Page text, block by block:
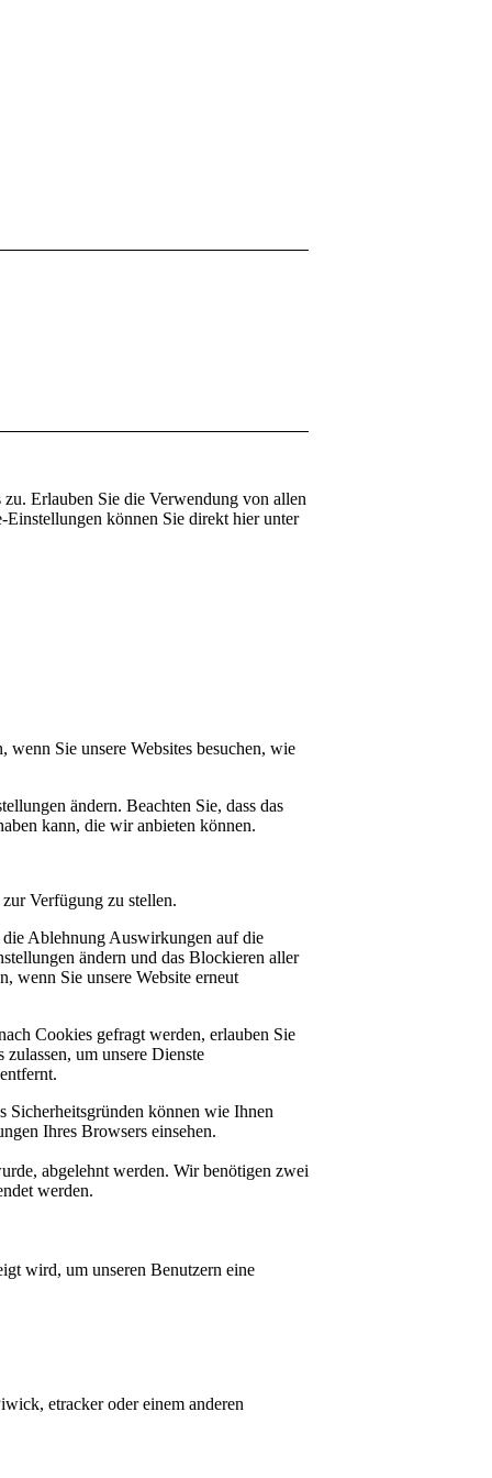
Erlauben Sie die Verwendung von allen
können Sie direkt hier unter
Sie unsere Websites besuchen, wie
ändern. Beachten Sie, dass das
kann, die wir anbieten können.
Verfügung zu stellen.
Ablehnung Auswirkungen auf die
ändern und das Blockieren aller
wenn Sie unsere Website erneut
Cookies gefragt werden, erlauben Sie
um unsere Dienste
Sicherheitsgründen können wie Ihnen
Ihres Browsers einsehen.
abgelehnt werden. Wir benötigen zwei
werden.
wird, um unseren Benutzern eine
etracker oder einem anderen